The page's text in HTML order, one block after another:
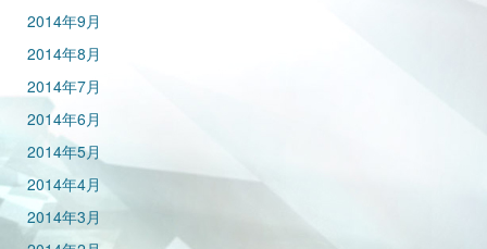
2014年9月
2014年8月
2014年7月
2014年6月
2014年5月
2014年4月
2014年3月